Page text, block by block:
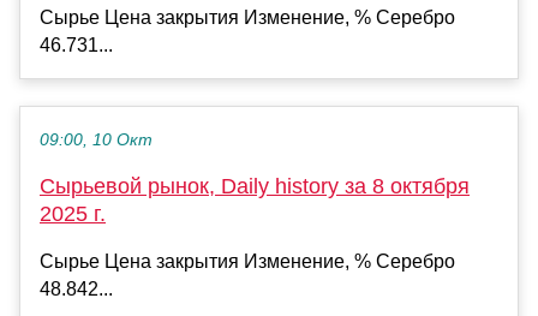
Сырье Цена закрытия Изменение, % Серебро
46.731...
09:00, 10 Окт
Сырьевой рынок, Daily history за 8 октября
2025 г.
Сырье Цена закрытия Изменение, % Серебро
48.842...